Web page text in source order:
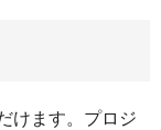
けます。プロジ